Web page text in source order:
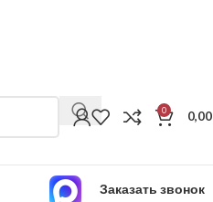
0 0,00
Заказать звонок